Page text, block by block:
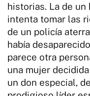
historias. La de un
intenta tomar las
de un policía
había
parece otra
una mujer
un don especial,